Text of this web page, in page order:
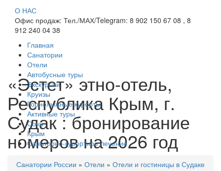
О НАС
Офис продаж: Тел./МАХ/Telegram: 8 902 150 67 08 , 8
912 240 04 38
Главная
Санатории
Отели
Автобусные туры
Экскурсии
Круизы
Горнолыжные курорты
Активные туры
Сочи
Крым
Санаторно-курортное лечение
«Эстет» этно-отель,
Республика Крым, г.
Судак : бронирование
номеров на 2026 год
Санатории России » Отели » Отели и гостиницы в Судаке